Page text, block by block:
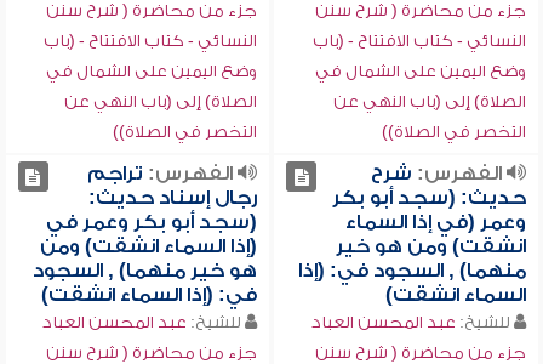
جزء من محاضرة ( شرح سنن
النسائي - كتاب الافتتاح - (باب
وضع اليمين على الشمال في
الصلاة) إلى (باب النهي عن
التخصر في الصلاة))
جزء من محاضرة ( شرح سنن
النسائي - كتاب الافتتاح - (باب
وضع اليمين على الشمال في
الصلاة) إلى (باب النهي عن
التخصر في الصلاة))
الفهرس: شرح
حديث: (سجد أبو بكر
وعمر (في إذا السماء
انشقت) ومن هو خير
منهما) , السجود في: (إذا
السماء انشقت)
للشيخ: عبد المحسن العباد
جزء من محاضرة ( شرح سنن
الفهرس: تراجم
رجال إسناد حديث:
(سجد أبو بكر وعمر في
(إذا السماء انشقت) ومن
هو خير منهما) , السجود
في: (إذا السماء انشقت)
للشيخ: عبد المحسن العباد
جزء من محاضرة ( شرح سنن